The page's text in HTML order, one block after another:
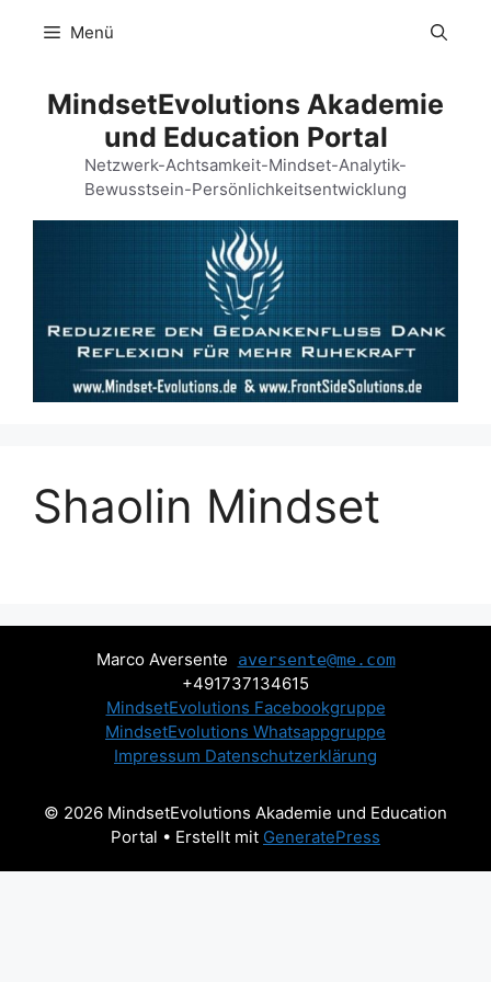
Inhalt
Menü
MindsetEvolutions Akademie
und Education Portal
Netzwerk-Achtsamkeit-Mindset-Analytik-
Bewusstsein-Persönlichkeitsentwicklung
Shaolin Mindset
Marco Aversente aversente@me.com
+491737134615
MindsetEvolutions Facebookgruppe
MindsetEvolutions Whatsappgruppe
Impressum Datenschutzerklärung
© 2026 MindsetEvolutions Akademie und Education
Portal • Erstellt mit GeneratePress